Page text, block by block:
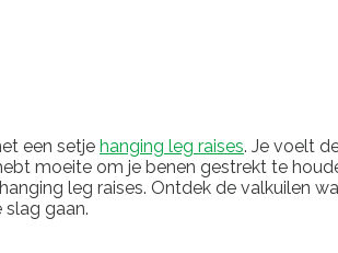
een setje hanging leg raises. Je voelt
moeite om je benen gestrekt te
leg raises. Ontdek de valkuilen
gaan.